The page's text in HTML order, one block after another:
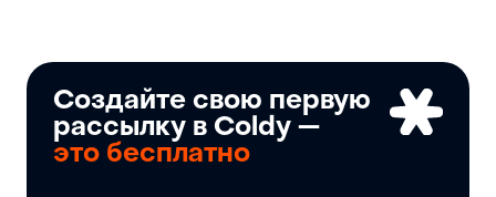
Создайте свою первую
рассылку в Coldy —
это бесплатно